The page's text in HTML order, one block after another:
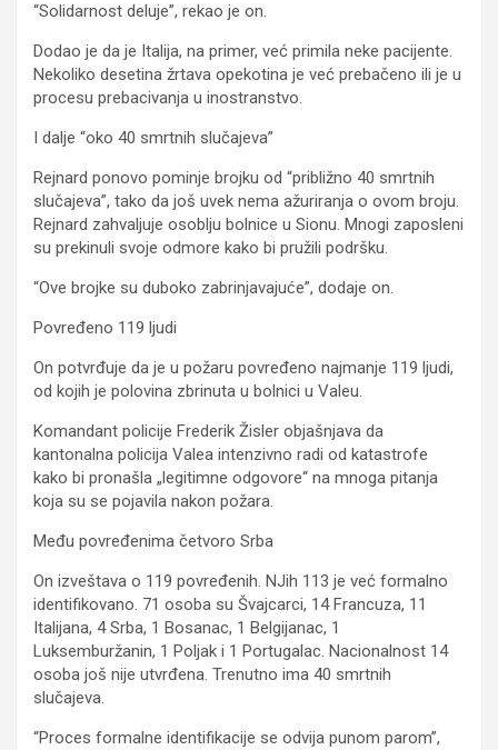
“Solidarnost deluje”, rekao je on.
Dodao je da je Italija, na primer, već primila neke pacijente.
Nekoliko desetina žrtava opekotina je već prebačeno ili je u
procesu prebacivanja u inostranstvo.
I dalje “oko 40 smrtnih slučajeva”
Rejnard ponovo pominje brojku od “približno 40 smrtnih
slučajeva”, tako da još uvek nema ažuriranja o ovom broju.
Rejnard zahvaljuje osoblju bolnice u Sionu. Mnogi zaposleni
su prekinuli svoje odmore kako bi pružili podršku.
“Ove brojke su duboko zabrinjavajuće”, dodaje on.
Povređeno 119 ljudi
On potvrđuje da je u požaru povređeno najmanje 119 ljudi,
od kojih je polovina zbrinuta u bolnici u Valeu.
Komandant policije Frederik Žisler objašnjava da
kantonalna policija Valea intenzivno radi od katastrofe
kako bi pronašla „legitimne odgovore“ na mnoga pitanja
koja su se pojavila nakon požara.
Među povređenima četvoro Srba
On izveštava o 119 povređenih. NJih 113 je već formalno
identifikovano. 71 osoba su Švajcarci, 14 Francuza, 11
Italijana, 4 Srba, 1 Bosanac, 1 Belgijanac, 1
Luksemburžanin, 1 Poljak i 1 Portugalac. Nacionalnost 14
osoba još nije utvrđena. Trenutno ima 40 smrtnih
slučajeva.
“Proces formalne identifikacije se odvija punom parom”,